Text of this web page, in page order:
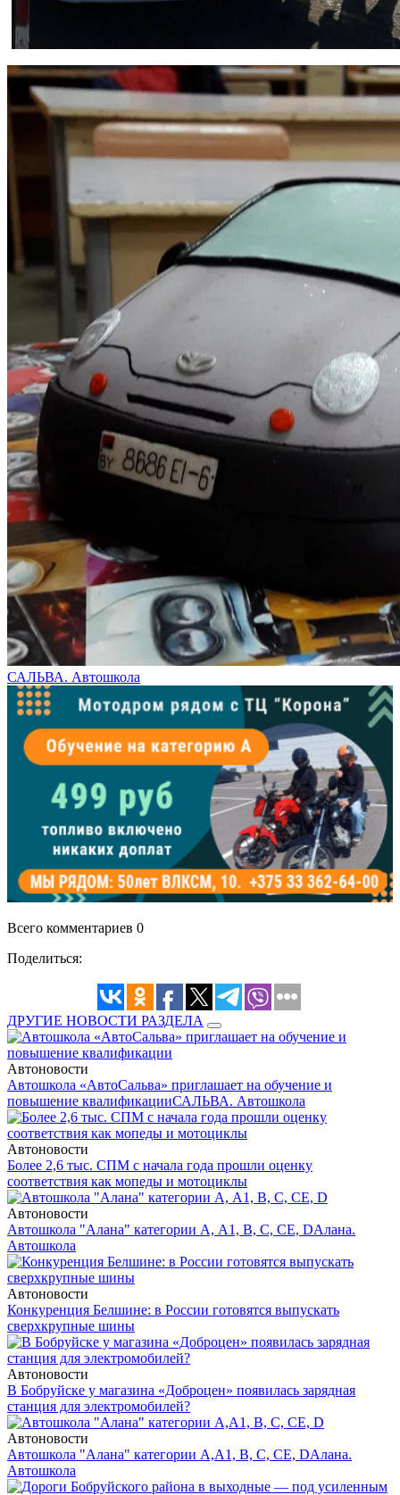
САЛЬВА. Автошкола
Всего комментариев 0
Поделиться:
ДРУГИЕ НОВОСТИ РАЗДЕЛА
Автоновости
Автошкола «АвтоСальва» приглашает на обучение и
повышение квалификацииСАЛЬВА. Автошкола
Автоновости
Более 2,6 тыс. СПМ с начала года прошли оценку
соответствия как мопеды и мотоциклы
Автоновости
Автошкола "Алана" категории А, А1, В, С, СЕ, DАлана.
Автошкола
Автоновости
Конкуренция Белшине: в России готовятся выпускать
сверхкрупные шины
Автоновости
В Бобруйске у магазина «Доброцен» появилась зарядная
станция для электромобилей?
Автоновости
Автошкола "Алана" категории А,А1, В, С, СЕ, DАлана.
Автошкола